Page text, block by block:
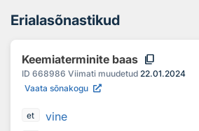
Erialasõnastikud
Keemiaterminite baas content_copy
ID 668986 Viimati muudetud 22.01.2024
Vaata sõnakogu
et vine